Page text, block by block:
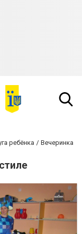
ребёнка
Вечеринка